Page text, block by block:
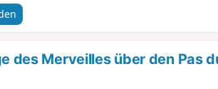
des Merveilles über den Pas